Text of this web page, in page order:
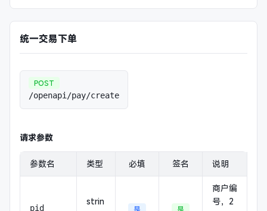
统一交易下单
POST
/openapi/pay/create
请求参数
参数名 类型 必填 签名 说明
pid
strin
是 是
商户编
号，2